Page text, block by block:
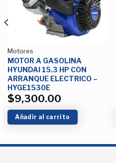
Motores
MOTOR A GASOLINA
HYUNDAI 15.3 HP CON
ARRANQUE ELECTRICO –
HYGE1530E
$9,300.00
Añadir al carrito